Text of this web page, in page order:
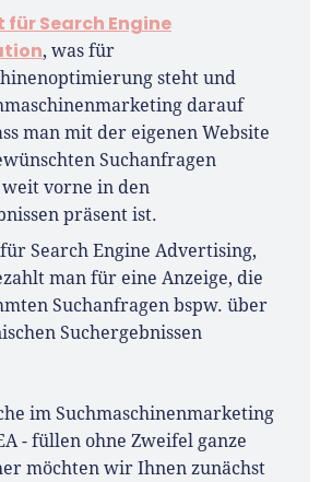
für Search Engine
, was für
steht und
darauf
man mit der eigenen Website
Suchanfragen
vorne in den
präsent ist.
für Search Engine Advertising,
man für eine Anzeige, die
Suchanfragen bspw. über
Suchergebnissen
im Suchmaschinenmarketing
- füllen ohne Zweifel ganze
möchten wir Ihnen zunächst